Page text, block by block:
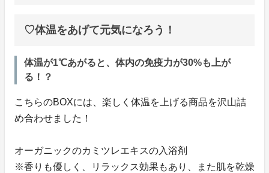
♡体温をあげて元気になろう！
体温が1℃あがると、体内の免疫力が30%も上が
る！？
こちらのBOXには、楽しく体温を上げる商品を沢山詰
め合わせました！
オーガニックのカミツレエキスの入浴剤
※香りも優しく、リラックス効果もあり、また肌を乾燥